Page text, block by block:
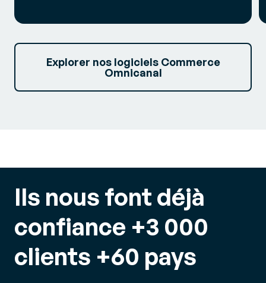
Explorer nos logiciels Commerce
Omnicanal
Ils nous font déjà
confiance +3 000
clients +60 pays